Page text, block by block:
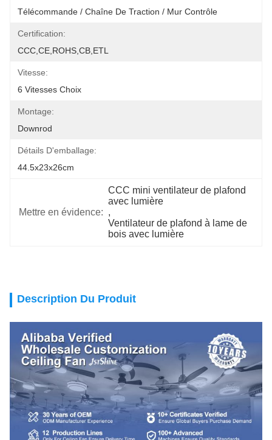
Télécommande / Chaîne De Traction / Mur Contrôle
Certification:
CCC,CE,ROHS,CB,ETL
Vitesse:
6 Vitesses Choix
Montage:
Downrod
Détails D'emballage:
44.5x23x26cm
Mettre en évidence:
CCC mini ventilateur de plafond
avec lumière
,
Ventilateur de plafond à lame de
bois avec lumière
Description Du Produit